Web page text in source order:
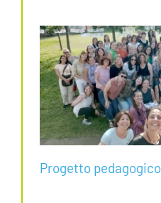
Progetto pedagogico